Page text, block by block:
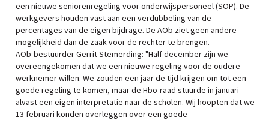
een nieuwe seniorenregeling voor onderwijspersoneel (SOP). De
werkgevers houden vast aan een verdubbeling van de
percentages van de eigen bijdrage. De AOb ziet geen andere
mogelijkheid dan de zaak voor de rechter te brengen.
AOb-bestuurder Gerrit Stemerding: "Half december zijn we
overeengekomen dat we een nieuwe regeling voor de oudere
werknemer willen. We zouden een jaar de tijd krijgen om tot een
goede regeling te komen, maar de Hbo-raad stuurde in januari
alvast een eigen interpretatie naar de scholen. Wij hoopten dat we
13 februari konden overleggen over een goede